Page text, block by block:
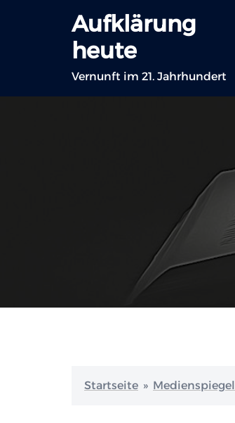
Aufklärung
heute
Vernunft im 21. Jahrhundert
Startseite » Medienspiegel